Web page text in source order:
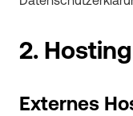
2.
Externes